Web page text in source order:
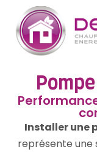
Installer une
représente une